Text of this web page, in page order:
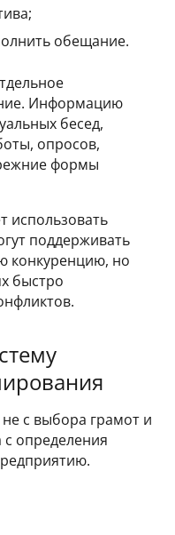
обещание.
Информацию
бесед,
опросов,
формы
использовать
поддерживать
конкуренцию, но
быстро
с выбора грамот и
определения